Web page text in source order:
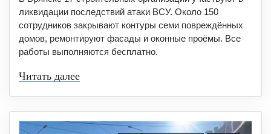
ликвидации последствий атаки ВСУ. Около 150
сотрудников закрывают контуры семи повреждённых
домов, ремонтируют фасады и оконные проёмы. Все
работы выполняются бесплатно.
Читать далее